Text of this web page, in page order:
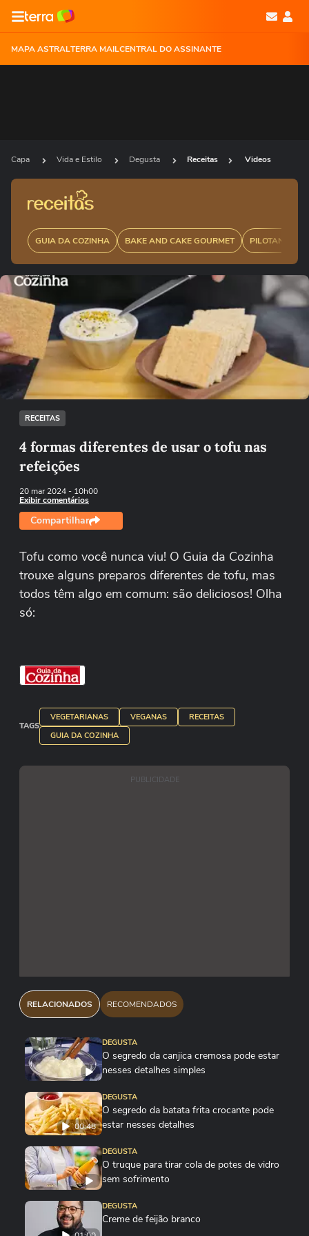
MAPA ASTRALTERRA MAILCENTRAL DO ASSINANTE
Capa Vida e Estilo Degusta Receitas Videos
GUIA DA COZINHA BAKE AND CAKE GOURMET PILOTANDO
Ops!
Não foi possível reproduzir o vídeo
Tentar novamente
RECEITAS
4 formas diferentes de usar o tofu nas
refeições
20 mar 2024- 10h00
Exibir comentários
Compartilhar
Tofu como você nunca viu! O Guia da Cozinha
trouxe alguns preparos diferentes de tofu, mas
todos têm algo em comum: são deliciosos! Olha
só:
TAGS
VEGETARIANAS VEGANAS
RECEITAS
GUIA DA COZINHA
PUBLICIDADE
RELACIONADOS RECOMENDADOS
DEGUSTA
O segredo da canjica cremosa pode estar
nesses detalhes simples
00:48
DEGUSTA
O segredo da batata frita crocante pode
estar nesses detalhes
DEGUSTA
O truque para tirar cola de potes de vidro
sem sofrimento
DEGUSTA
Creme de feijão branco